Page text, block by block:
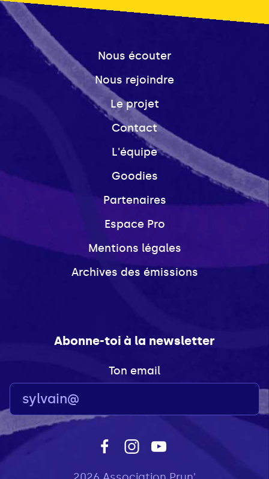
Nous écouter
Nous rejoindre
Le projet
Contact
L'équipe
Goodies
Partenaires
Espace Pro
Mentions légales
Archives des émissions
Abonne-toi à la newsletter
Ton email